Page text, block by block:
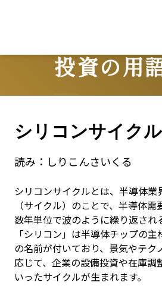
投資の用
シリコンサイクル
読み： しりこんさいくる
シリコンサイクルとは、半導体業
（サイクル）のことで、半導体
数年単位で波のように繰り返され
「シリコン」は半導体チップの
の名前が付いており、景気やテク
応じて、企業の設備投資や在庫調
いったサイクルが生まれます。